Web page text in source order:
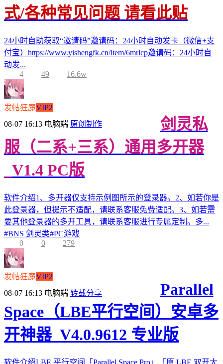
式/各种常见问题 请看此贴
24小时自助获取“邀请码”邀请码：24小时自动发卡（微信+支
付宝）https://www.yishengfk.cn/item/6mrlcp邀请码：24小时自
动发...
4
49 16.6w
发帖狂魔VIP2
08-07 16:13 电脑端 原创制作
剑灵私
服（二系+三系）通用多开器
_V1.4 PC版
软件介绍1、多开器仅支持示例图所示的登录器。2、如若你是
此登录器，但提示不适配，请联系客服免费适配。3、如若需
要其他登录器的多开工具，请联系客服进行专属定制。多...
#BNS 剑灵类#PC游戏
0
0 279
发帖狂魔VIP2
08-07 16:13 电脑端 转载分享
Parallel
Space（LBE平行空间）安卓多
开神器_V4.0.9612 专业版
软件介绍LBE 平行空间「Parallel Space Pro」「原 LBE 双开大